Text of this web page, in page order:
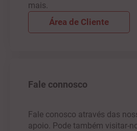
mais.
Área de Cliente
Fale connosco
Fale conosco através das
apoio. Pode também visitar-